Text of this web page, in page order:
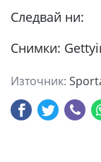
Следвай ни:
Снимки:
Източник: